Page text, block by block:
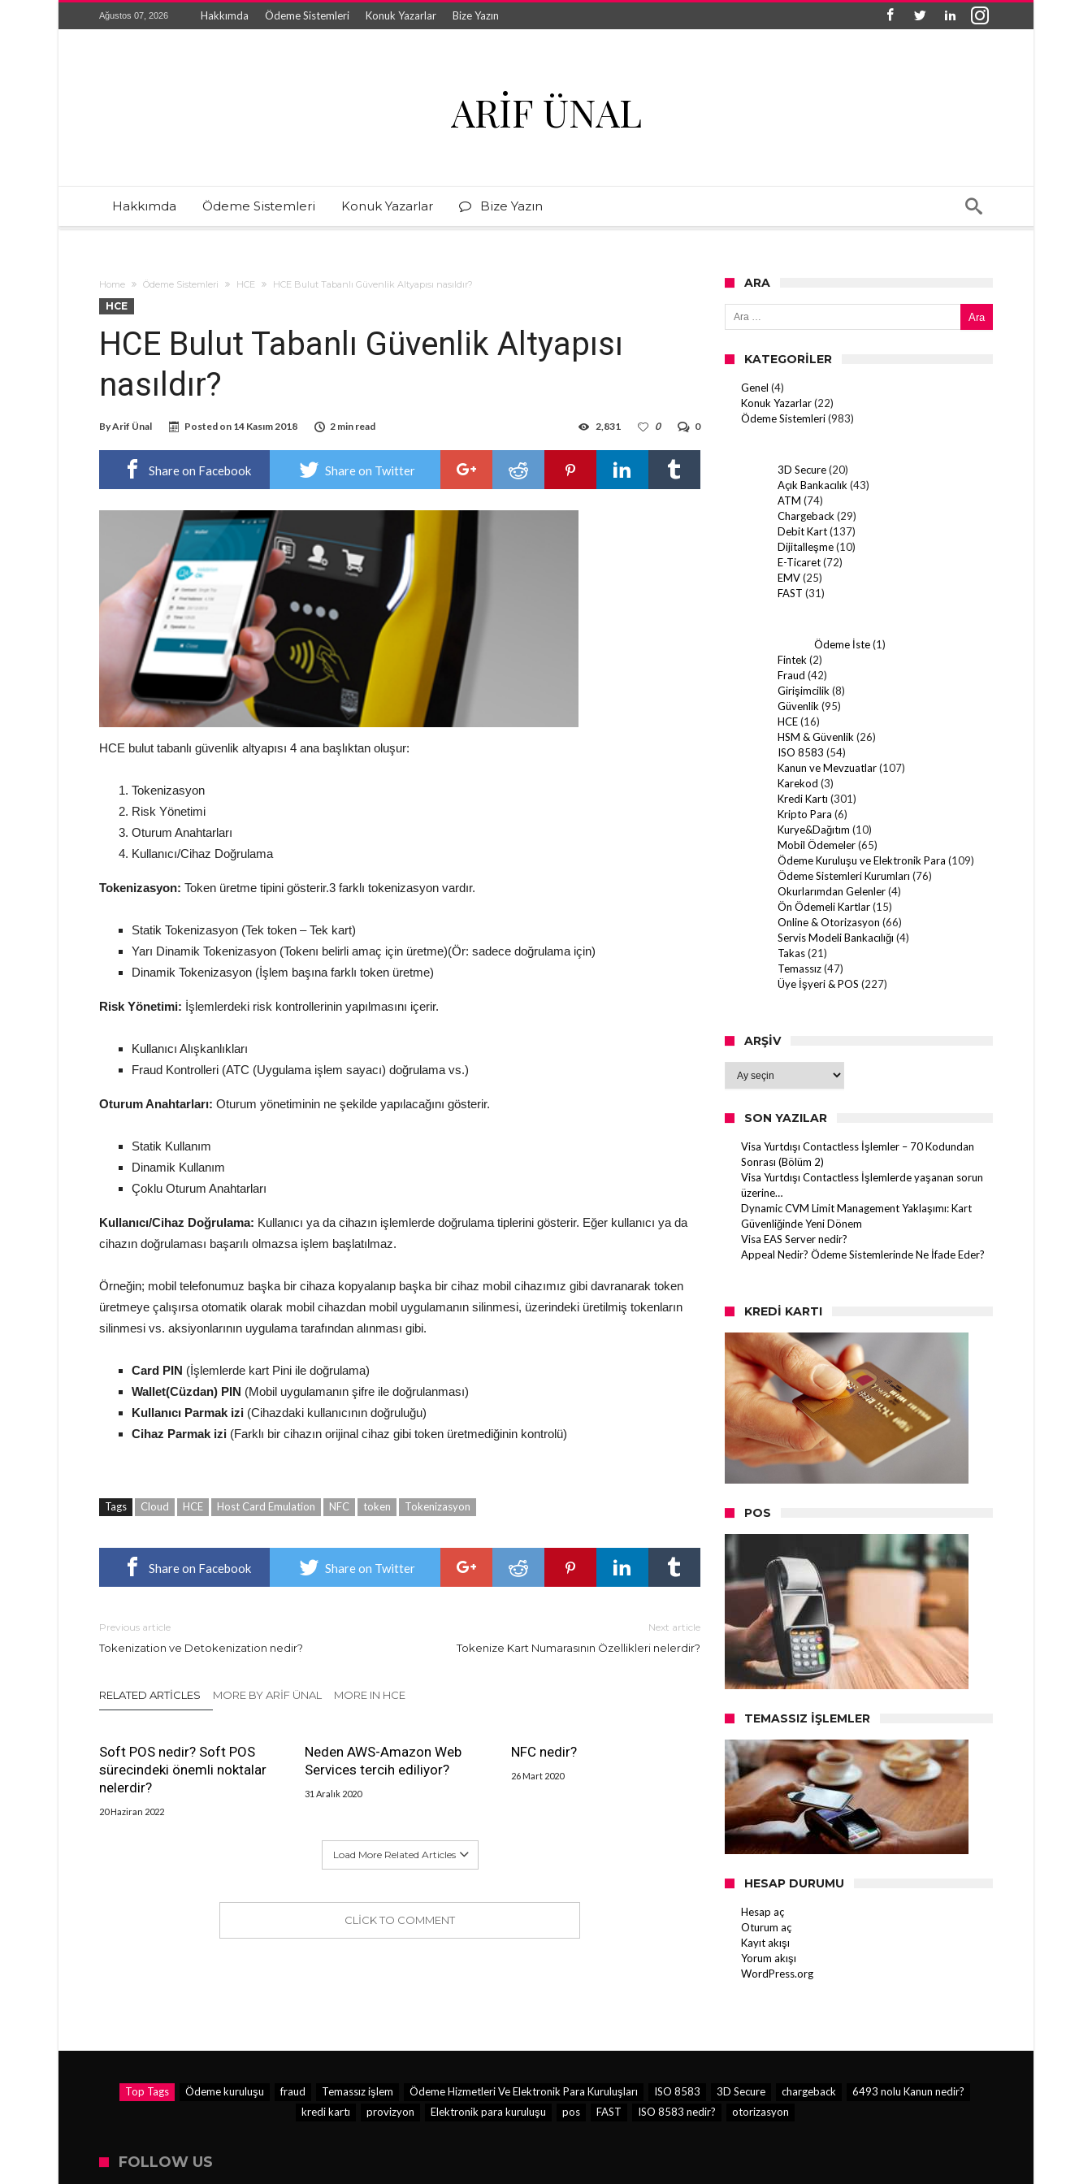
Ağustos 07, 2026 Hakkımda Ödeme Sistemleri Konuk Yazarlar Bize Yazın
ARIF ÜNAL
Hakkımda Ödeme Sistemleri Konuk Yazarlar Bize Yazın
Home Ödeme Sistemleri HCE HCE Bulut Tabanlı Güvenlik Altyapısı nasıldır?
HCE
HCE Bulut Tabanlı Güvenlik Altyapısı
nasıldır?
ByArif Ünal Posted on 14 Kasım 2018 2 min read 0
0
2,831
Share on Facebook Share on Twitter
HCE bulut tabanlı güvenlik altyapısı 4 ana başlıktan oluşur:
Tokenizasyon
Risk Yönetimi
Oturum Anahtarları
Kullanıcı/Cihaz Doğrulama
Tokenizasyon: Token üretme tipini gösterir.3 farklı tokenizasyon vardır.
Statik Tokenizasyon (Tek token – Tek kart)
Yarı Dinamik Tokenizasyon (Tokenı belirli amaç için üretme)(Ör: sadece doğrulama için)
Dinamik Tokenizasyon (İşlem başına farklı token üretme)
Risk Yönetimi: İşlemlerdeki risk kontrollerinin yapılmasını içerir.
Kullanıcı Alışkanlıkları
Fraud Kontrolleri (ATC (Uygulama işlem sayacı) doğrulama vs.)
Oturum Anahtarları: Oturum yönetiminin ne şekilde yapılacağını gösterir.
Statik Kullanım
Dinamik Kullanım
Çoklu Oturum Anahtarları
Kullanıcı/Cihaz Doğrulama: Kullanıcı ya da cihazın işlemlerde doğrulama tiplerini gösterir. Eğer kullanıcı ya da
cihazın doğrulaması başarılı olmazsa işlem başlatılmaz.
Örneğin; mobil telefonumuz başka bir cihaza kopyalanıp başka bir cihaz mobil cihazımız gibi davranarak token
üretmeye çalışırsa otomatik olarak mobil cihazdan mobil uygulamanın silinmesi, üzerindeki üretilmiş tokenların
silinmesi vs. aksiyonlarının uygulama tarafından alınması gibi.
Card PIN (İşlemlerde kart Pini ile doğrulama)
Wallet(Cüzdan) PIN (Mobil uygulamanın şifre ile doğrulanması)
Kullanıcı Parmak izi (Cihazdaki kullanıcının doğruluğu)
Cihaz Parmak izi (Farklı bir cihazın orijinal cihaz gibi token üretmediğinin kontrolü)
Tags Cloud HCE Host Card Emulation NFC token Tokenizasyon
Share on Facebook Share on Twitter
Previous article
Tokenization ve Detokenization nedir?
Next article
Tokenize Kart Numarasının Özellikleri nelerdir?
RELATED ARTICLES MORE BY ARIF ÜNAL MORE IN HCE
Soft POS nedir? Soft POS
sürecindeki önemli noktalar
nelerdir?
20 Haziran 2022
Neden AWS-Amazon Web
Services tercih ediliyor?
31 Aralık 2020
NFC nedir?
26 Mart 2020
Load More Related Articles
CLICK TO COMMENT
ARA
Arama:
KATEGORILER
Genel (4)
Konuk Yazarlar(22)
Ödeme Sistemleri(983)
3D Secure(20)
Açık Bankacılık (43)
ATM (74)
Chargeback (29)
Debit Kart(137)
Dijitalleşme(10)
E-Ticaret(72)
EMV(25)
FAST (31)
Ödeme İste(1)
Fintek (2)
Fraud (42)
Girişimcilik (8)
Güvenlik (95)
HCE(16)
HSM & Güvenlik (26)
ISO 8583 (54)
Kanun ve Mevzuatlar(107)
Karekod (3)
Kredi Kartı (301)
Kripto Para (6)
Kurye&Dağıtım (10)
Mobil Ödemeler(65)
Ödeme Kuruluşu ve Elektronik Para (109)
Ödeme Sistemleri Kurumları (76)
Okurlarımdan Gelenler(4)
Ön Ödemeli Kartlar(15)
Online & Otorizasyon (66)
Servis Modeli Bankacılığı (4)
Takas(21)
Temassız(47)
Üye İşyeri & POS (227)
ARŞIV
SON YAZILAR
Visa Yurtdışı Contactless İşlemler – 70 Kodundan
Sonrası (Bölüm 2)
Visa Yurtdışı Contactless İşlemlerde yaşanan sorun
üzerine…
Dynamic CVM Limit Management Yaklaşımı: Kart
Güvenliğinde Yeni Dönem
Visa EAS Server nedir?
Appeal Nedir? Ödeme Sistemlerinde Ne İfade Eder?
KREDI KARTI
POS
TEMASSIZ İŞLEMLER
HESAP DURUMU
Hesap aç
Oturum aç
Kayıt akışı
Yorum akışı
WordPress.org
Top Tags Ödeme kuruluşu fraud Temassız işlem Ödeme Hizmetleri Ve Elektronik Para Kuruluşları ISO 8583 3D Secure chargeback
6493 nolu Kanun nedir?
kredi kartı
provizyon Elektronik para kuruluşu pos FAST ISO 8583 nedir? otorizasyon
FOLLOW US